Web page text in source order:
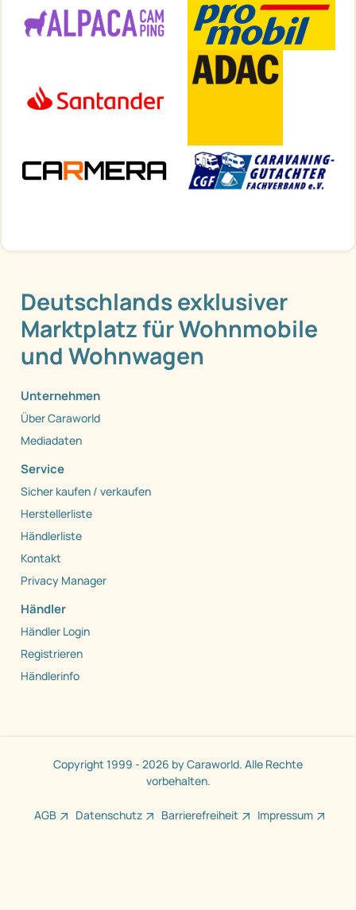
Deutschlands exklusiver
Marktplatz für Wohnmobile
und Wohnwagen
Unternehmen
Über Caraworld
Mediadaten
Service
Sicher kaufen / verkaufen
Herstellerliste
Händlerliste
Kontakt
Privacy Manager
Händler
Händler Login
Registrieren
Händlerinfo
Copyright 1999 - 2026 by Caraworld. Alle Rechte
vorbehalten.
AGB Datenschutz Barrierefreiheit Impressum